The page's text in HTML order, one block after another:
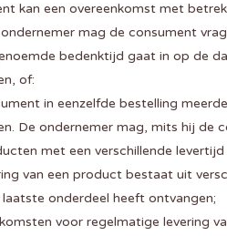
kan een overeenkomst met
mag de consument
bedenktijd gaat in op de
of:
in eenzelfde bestelling
De ondernemer mag, mits hij de
met een verschillende levertijd
van een product bestaat uit
onderdeel heeft ontvangen;
voor regelmatige levering